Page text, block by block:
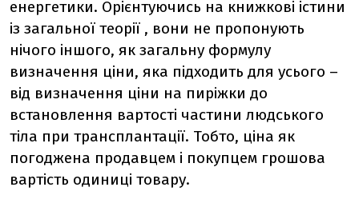
енергетики. Орієнтуючись на книжкові істини
із загальної теорії , вони не пропонують
нічого іншого, як загальну формулу
визначення ціни, яка підходить для усього –
від визначення ціни на пиріжки до
встановлення вартості частини людського
тіла при трансплантації. Тобто, ціна як
погоджена продавцем і покупцем грошова
вартість одиниці товару.